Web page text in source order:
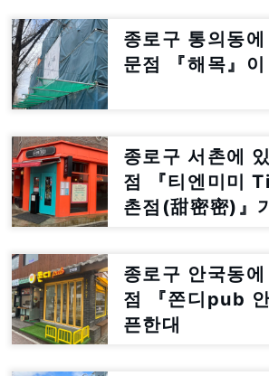
종로구 통의동
문점 『해목』
종로구 서촌에
점 『티엔미미
촌점(甜密密)』
종로구 안국동
점 『쫀디pub
픈한대